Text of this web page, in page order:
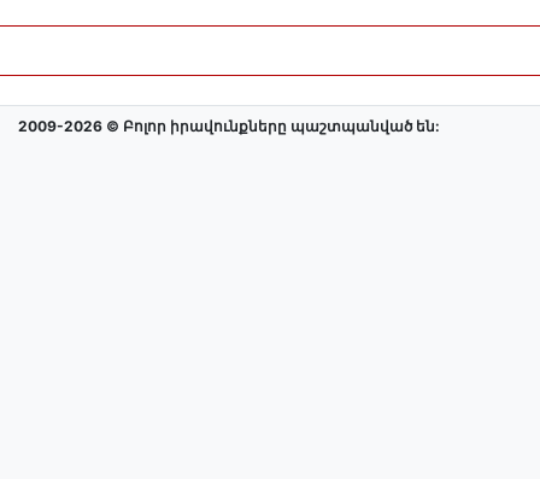
2009-2026 © Բոլոր իրավունքները պաշտպանված են: